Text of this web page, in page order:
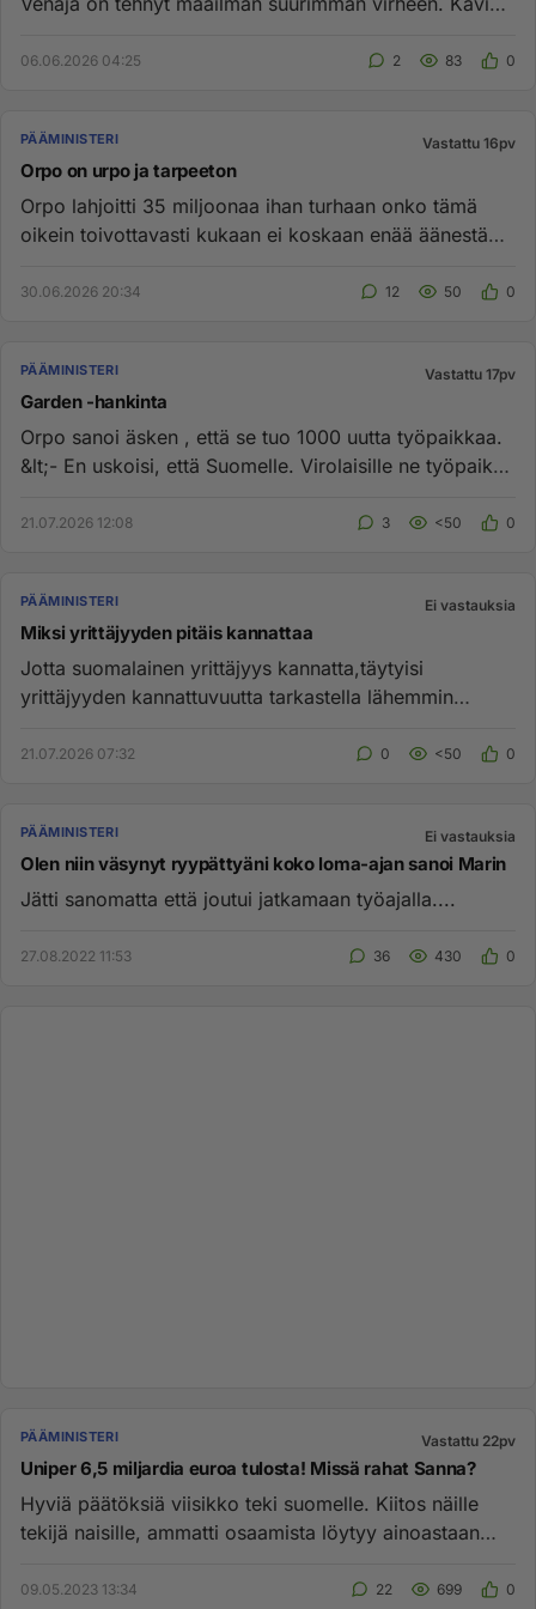
06.06.2026 04:25 2 83 0
PÄÄMINISTERI Vastattu 16pv
Orpo on urpo ja tarpeeton
Orpo lahjoitti 35 miljoonaa ihan turhaan onko tämä
oikein toivottavasti kukaan ei koskaan enää äänestä
30.06.2026 20:34 12 50 0
PÄÄMINISTERI Vastattu 17pv
Garden -hankinta
Orpo sanoi äsken , että se tuo 1000 uutta työpaikkaa.
&lt;- En uskoisi, että Suomelle. Virolaisille ne työpaikat
21.07.2026 12:08 3 <50 0
PÄÄMINISTERI Ei vastauksia
Miksi yrittäjyyden pitäis kannattaa
Jotta suomalainen yrittäjyys kannatta,täytyisi
yrittäjyyden kannattuvuutta tarkastella lähemmin
21.07.2026 07:32 0 <50 0
PÄÄMINISTERI Ei vastauksia
Olen niin väsynyt ryypättyäni koko loma-ajan sanoi Marin
Jätti sanomatta että joutui jatkamaan työajalla....
27.08.2022 11:53 36 430 0
PÄÄMINISTERI Vastattu 22pv
Uniper 6,5 miljardia euroa tulosta! Missä rahat Sanna?
Hyviä päätöksiä viisikko teki suomelle. Kiitos näille
tekijä naisille, ammatti osaamista löytyy ainoastaan
09.05.2023 13:34 22 699 0